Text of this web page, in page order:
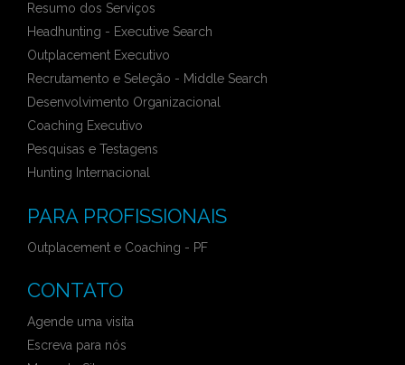
Resumo dos Serviços
Headhunting - Executive Search
Outplacement Executivo
Recrutamento e Seleção - Middle Search
Desenvolvimento Organizacional
Coaching Executivo
Pesquisas e Testagens
Hunting Internacional
PARA PROFISSIONAIS
Outplacement e Coaching - PF
CONTATO
Agende uma visita
Escreva para nós